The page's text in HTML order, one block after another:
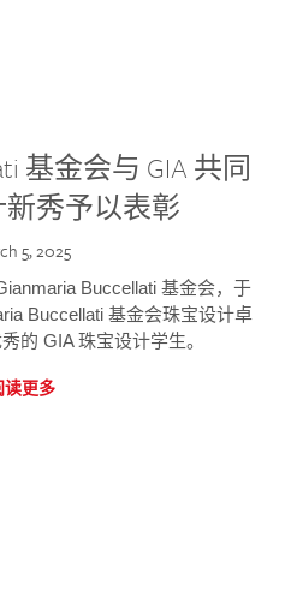
基金会与 GIA 共同
秀予以表彰
5, 2025
Buccellati 基金会，于
Buccellati 基金会珠宝设计卓
的 GIA 珠宝设计学生。
读更多